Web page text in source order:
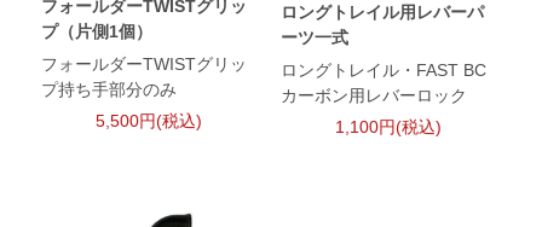
フォールダーTWISTグリッ
プ（片側1個）
フォールダーTWISTグリッ
プ持ち手部分のみ
5,500円(税込)
ロングトレイル用レバーパ
ーツ一式
ロングトレイル・FAST BC
カーボン用レバーロック
1,100円(税込)